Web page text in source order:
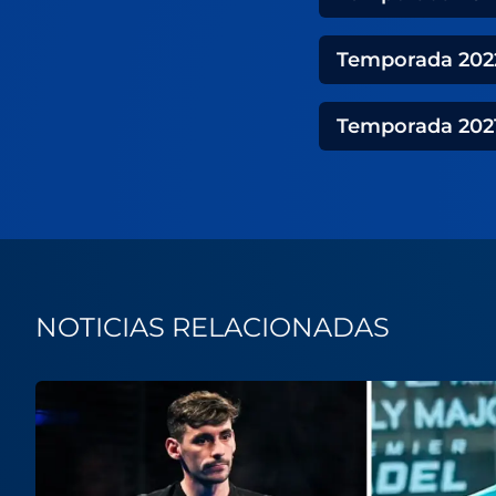
Temporada
Temporada
NOTICIAS RELACIONADAS